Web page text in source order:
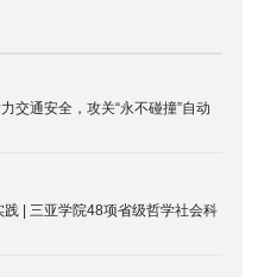
交通安全，攻关“永不碰撞”自动
| 三亚学院48项省级哲学社会科